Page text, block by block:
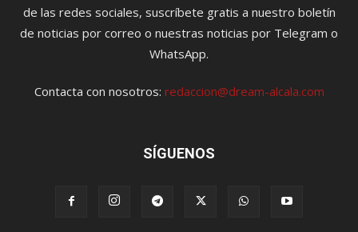
de las redes sociales, suscríbete gratis a nuestro boletín
de noticias por correo o nuestras noticias por Telegram o
WhatsApp.
Contacta con nosotros: redaccion@dream-alcala.com
SÍGUENOS